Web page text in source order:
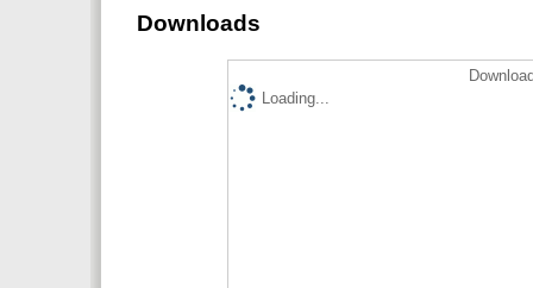
Downloads
Loading...